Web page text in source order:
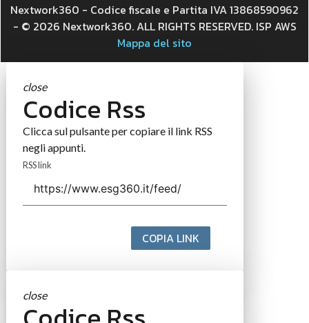
Nextwork360 - Codice fiscale e Partita IVA 13868590962
- © 2026 Nextwork360. ALL RIGHTS RESERVED. ISP AWS
Mappa del sito
close
Codice Rss
Clicca sul pulsante per copiare il link RSS
negli appunti.
RSS link
COPIA LINK
close